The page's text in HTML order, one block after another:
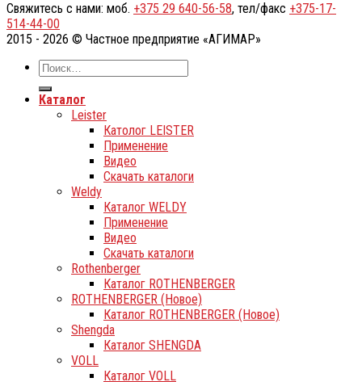
Свяжитесь с нами: моб. +375 29 640-56-58, тел/факс +375-17-
514-44-00
2015 - 2026 © Частное предприятие «АГИМАР»
Каталог
Leister
Католог LEISTER
Применение
Видео
Скачать каталоги
Weldy
Каталог WELDY
Применение
Видео
Скачать каталоги
Rothenberger
Каталог ROTHENBERGER
ROTHENBERGER (Новое)
Каталог ROTHENBERGER (Новое)
Shengda
Каталог SHENGDA
VOLL
Каталог VOLL